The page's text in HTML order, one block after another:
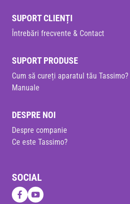
SUPORT CLIENȚI
Întrebări frecvente & Contact
SUPORT PRODUSE
Cum să cureți aparatul tău Tassimo?
Manuale
DESPRE NOI
Despre companie
Ce este Tassimo?
SOCIAL